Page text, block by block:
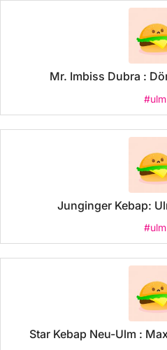
Mr. Imbiss Dubra :
#ulm
Junginger Kebap:
#ulm
Star Kebap Neu-Ulm :